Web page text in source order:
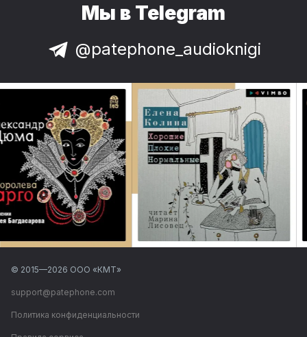
Мы в Telegram
@patephone_audioknigi
© 2015—2026 ООО «КМТ»
support@patephone.com
Политика конфиденциальности